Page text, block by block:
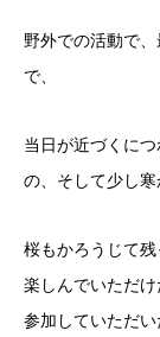
野外での活動で
で、
当日が近づくに
の、そして少し寒
桜もかろうじて
楽しんでいただけ
参加していただ